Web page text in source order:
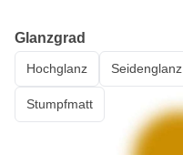
Glanzgrad
Hochglanz Seidenglanz
Stumpfmatt